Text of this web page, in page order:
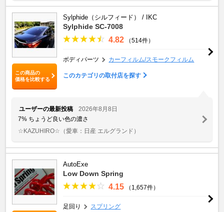
この商品の
価格を比較する
Sylphide（シルフィード） / IKC
Sylphide SC-7008
4.82 （514件）
ボディパーツ カーフィルム/スモークフィルム
このカテゴリの取付店を探す
ユーザーの最新投稿
2026年8月8日
7% ちょうど良い色の濃さ
☆KAZUHIRO☆ （愛車：日産 エルグランド）
AutoExe
Low Down Spring
4.15 （1,657件）
足回り スプリング